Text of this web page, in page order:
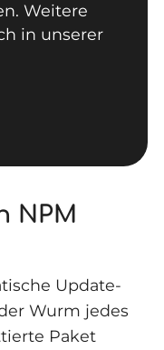
Weitere
in unserer
NPM
Update-
Wurm jedes
Paket